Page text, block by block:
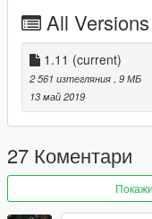
All Versions
1.11 (current)
2 561 изтегляния , 9 МБ
13 май 2019
27 Коментари